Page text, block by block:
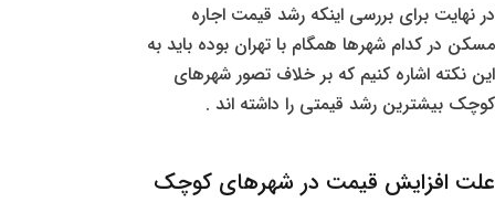
در نهایت برای بررسی اینکه رشد قیمت اجاره
مسکن در کدام شهرها همگام با تهران بوده باید به
این نکته اشاره کنیم که بر خلاف تصور شهرهای
کوچک بیشترین رشد قیمتی را داشته اند .
علت افزایش قیمت در شهرهای کوچک